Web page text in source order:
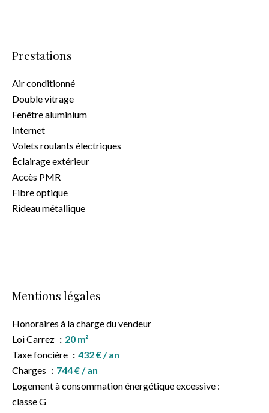
Prestations
Air conditionné
Double vitrage
Fenêtre aluminium
Internet
Volets roulants électriques
Éclairage extérieur
Accès PMR
Fibre optique
Rideau métallique
Mentions légales
Honoraires à la charge du vendeur
Loi Carrez
20 m²
Taxe foncière
432 € / an
Charges
744 € / an
Logement à consommation énergétique excessive :
classe G